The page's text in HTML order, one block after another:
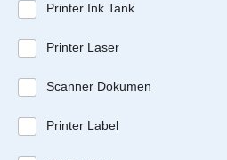
Printer Ink Tank
Printer Laser
Scanner Dokumen
Printer Label